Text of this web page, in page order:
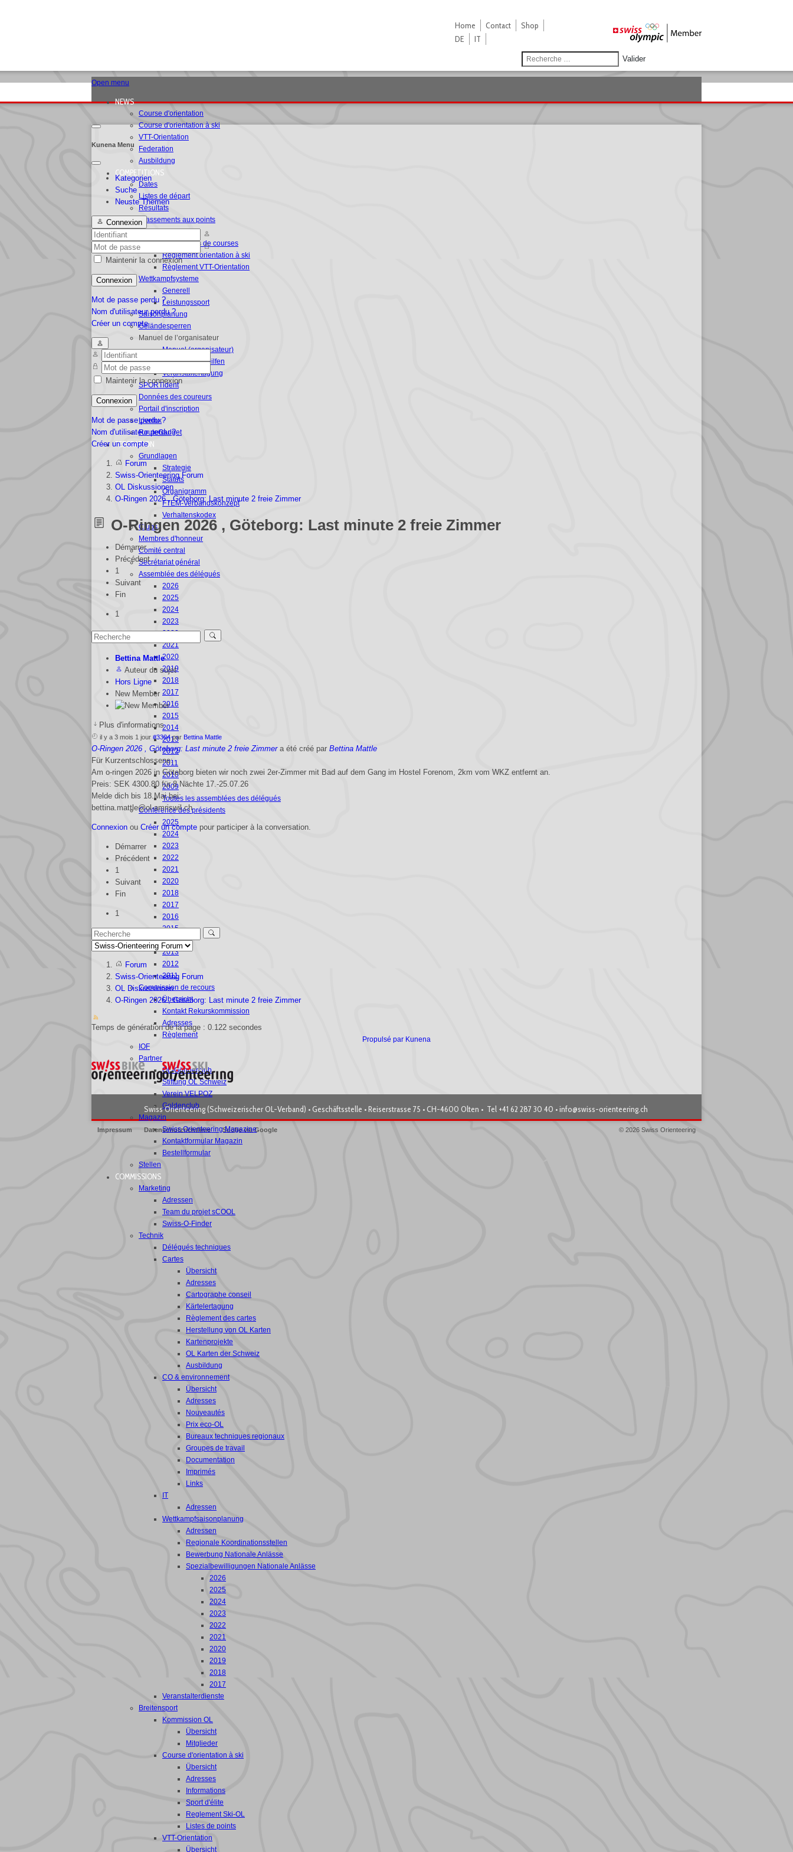
Home Contact
Shop
DE
IT
Valider
Open menu
NEWS
Course d'orientation
Course d'orientation à ski
VTT-Orientation
Federation
Ausbildung
COMPETITIONS
Dates
Listes de départ
Résultats
Classements aux points
RC
Règlements de courses
Règlement orientation à ski
Règlement VTT-Orientation
Wettkampfsysteme
Generell
Leistungssport
Saisonplanung
Geländesperren
Manuel de l’organisateur
Manuel (organisateur)
Organisationshilfen
Veranstaltertagung
SPORTident
Données des coureurs
Portail d'inscription
Livelox
RouteGadget
FEDERATION
Grundlagen
Strategie
Statuts
Organigramm
FTEM-Verbandskonzept
Verhaltenskodex
Clubs
Membres d'honneur
Comité central
Secrétariat général
Assemblée des délégués
2026
2025
2024
2023
2022
2021
2020
2019
2018
2017
2016
2015
2014
2013
2012
2011
2010
2009
Toutes les assemblées des délégués
Conférence des présidents
2025
2024
2023
2022
2021
2020
2018
2017
2016
2015
2014
2013
2012
2011
Commission de recours
Übersicht
Kontakt Rekurskommission
Adresses
Règlement
IOF
Partner
OL-Gönnerclub
Stiftung OL Schweiz
Verein VELPOZ
Goldenclub
Magazin
Swiss Orienteering Magazine
Kontaktformular Magazin
Bestellformular
Stellen
COMMISSIONS
Marketing
Adressen
Team du projet sCOOL
Swiss-O-Finder
Technik
Délégués techniques
Cartes
Übersicht
Adresses
Cartographe conseil
Kärtelertagung
Règlement des cartes
Herstellung von OL Karten
Kartenprojekte
OL Karten der Schweiz
Ausbildung
CO & environnement
Übersicht
Adresses
Nouveautés
Prix eco-OL
Bureaux techniques regionaux
Groupes de travail
Documentation
Imprimés
Links
IT
Adressen
Wettkampfsaisonplanung
Adressen
Regionale Koordinationsstellen
Bewerbung Nationale Anlässe
Spezialbewilligungen Nationale Anlässe
2026
2025
2024
2023
2022
2021
2020
2019
2018
2017
Veranstalterdienste
Breitensport
Kommission OL
Übersicht
Mitglieder
Course d'orientation à ski
Übersicht
Adresses
Informations
Sport d'élite
Reglement Ski-OL
Listes de points
VTT-Orientation
Übersicht
Kunena Menu
Kategorien
Suche
Neuste Themen
Connexion
Maintenir la connexion
Connexion
Mot de passe perdu ?
Nom d'utilisateur perdu ?
Créer un compte
Maintenir la connexion
Connexion
Mot de passe perdu ?
Nom d'utilisateur perdu ?
Créer un compte
Forum
Swiss-Orienteering Forum
OL Diskussionen
O-Ringen 2026 , Göteborg: Last minute 2 freie Zimmer
O-Ringen 2026 , Göteborg: Last minute 2 freie Zimmer
Démarrer
Précédent
1
Suivant
Fin
1
Bettina Mattle
Auteur du sujet
Hors Ligne
New Member
Plus d'informations
il y a 3 mois 1 jour #3304 par Bettina Mattle
O-Ringen 2026 , Göteborg: Last minute 2 freie Zimmera été créé par Bettina Mattle
Für Kurzentschlossene:
Am o-ringen 2026 in Göteborg bieten wir noch zwei 2er-Zimmer mit Bad auf dem Gang im Hostel Forenom, 2km vom WKZ entfernt an.
Preis: SEK 4300.80 für 8 Nächte 17.-25.07.26
Melde dich bis 18.Mai bei:
bettina.mattle@ol-amriswil.ch
Connexion ou Créer un compte pour participer à la conversation.
Démarrer
Précédent
1
Suivant
Fin
1
Forum
Swiss-Orienteering Forum
OL Diskussionen
O-Ringen 2026 , Göteborg: Last minute 2 freie Zimmer
Temps de génération de la page : 0.122 secondes
Propulsé par Kunena
Swiss Orienteering (Schweizerischer OL-Verband) • Geschäftsstelle • Reiserstrasse 75 • CH-4600 Olten • Tel +41 62 287 30 40 •info@swiss-orienteering.ch
Impressum Datenschutzrichtlinie Suche via Google © 2026 Swiss Orienteering